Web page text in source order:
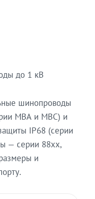
до 1 кВ
шинопроводы
МВА и МВС) и
IP68 (серии
— серии 88xx,
и